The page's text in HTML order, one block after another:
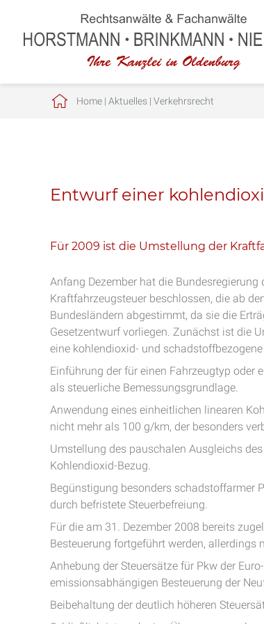
Home| Aktuelles| Verkehrsrecht
Entwurf einer
Für 2009 ist die Umstellung der
Anfang Dezember hat die
Kraftfahrzeugsteuer beschlossen, die ab
Bundesländern abgestimmt, da sie die
Gesetzentwurf vorliegen. Zunächst ist die
eine kohlendioxid- und
Einführung der für einen Fahrzeugtyp
als steuerliche Bemessungsgrundlage.
Anwendung eines einheitlichen linearen
nicht mehr als 100 g/km, der besonders
Umstellung des pauschalen Ausgleichs
Kohlendioxid-Bezug.
Begünstigung besonders schadstoffarmer
durch befristete Steuerbefreiung.
Für die am 31. Dezember 2008 bereits
Besteuerung fortgeführt werden, allerdings
Anhebung der Steuersätze für Pkw der
emissionsabhängigen Besteuerung der
Beibehaltung der deutlich höheren